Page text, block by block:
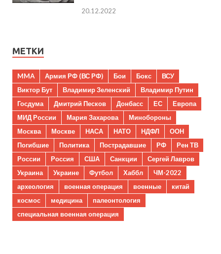
20.12.2022
МЕТКИ
MMA Армия РФ (ВС РФ) Бои Бокс
ВСУ
Виктор Бут
Владимир Зеленский
Владимир Путин
Госдума
Дмитрий Песков Донбасс ЕС
Европа
МИД России
Мария Захарова
Минобороны
Москва
Москве НАСА НАТО НДФЛ
ООН
Погибшие
Политика Пострадавшие РФ
Рен ТВ
России
Россия США Санкции
Сергей Лавров
Украина
Украине Футбол Хаббл
ЧМ-2022
археология
военная операция военные
китай
космос
медицина
палеонтология
специальная военная операция